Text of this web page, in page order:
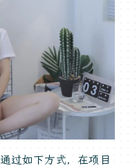
如下方式，在项目